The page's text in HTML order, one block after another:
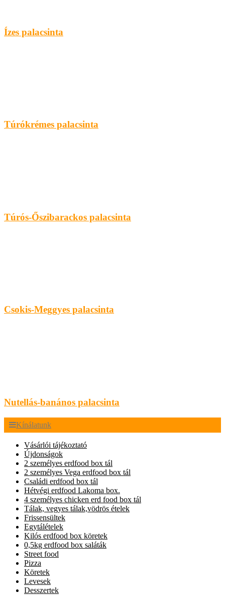
Ízes palacsinta
Túrókrémes palacsinta
Túrós-Őszibarackos palacsinta
Csokis-Meggyes palacsinta
Nutellás-banános palacsinta
Kínálatunk
Vásárlói tájékoztató
Újdonságok
2 személyes erdfood box tál
2 személyes Vega erdfood box tál
Családi erdfood box tál
Hétvégi erdfood Lakoma box.
4 személyes chicken erd food box tál
Tálak, vegyes tálak,vödrös ételek
Frissensültek
Egytálételek
Kilós erdfood box köretek
0,5kg erdfood box saláták
Street food
Pizza
Köretek
Levesek
Desszertek